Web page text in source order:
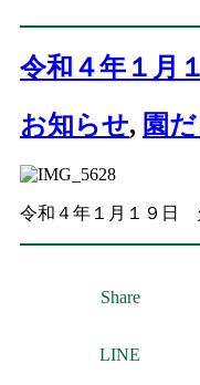
令和４年１月
お知らせ, 園
令和４年１月１９日
Share
LINE